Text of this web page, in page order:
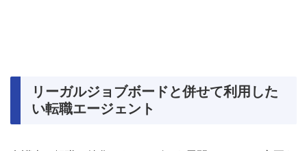
リーガルジョブボードと併せて利用した
い転職エージェント